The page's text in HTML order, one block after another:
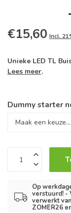
€15,60 Incl.
Unieke LED TL
Lees meer.
Dummy starter
Op
verstuurd! -
verwerkt
ZOMER26